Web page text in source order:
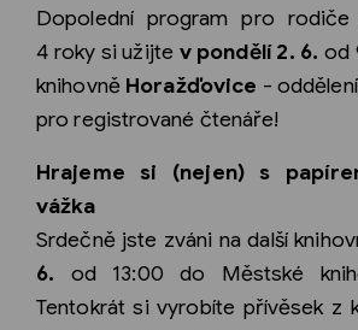
Dopolední program pro
4 roky si užijte v pondělí 2. 6. od
knihovně Horažďovice -
pro registrované čtenáře!
Hrajeme si (nejen) s
vážka
Srdečně jste zváni na další
6. od 13:00 do Městské
Tentokrát si vyrobíte přívěsek z